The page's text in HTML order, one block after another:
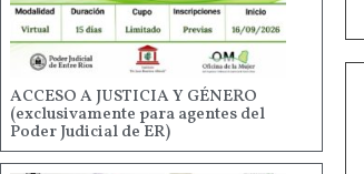
ACCESO A JUSTICIA Y GÉNERO
(exclusivamente para agentes del
Poder Judicial de ER)